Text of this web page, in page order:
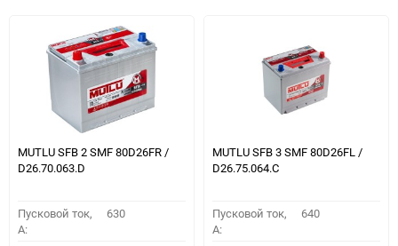
MUTLU SFB 2 SMF 80D26FR /
D26.70.063.D
Пусковой ток,
A:
630
MUTLU SFB 3 SMF 80D26FL /
D26.75.064.C
Пусковой ток,
A:
640